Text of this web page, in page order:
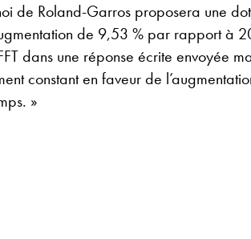
de Roland-Garros proposera une
de 9,53 % par rapport à
dans une réponse écrite envoyée
constant en faveur de
»